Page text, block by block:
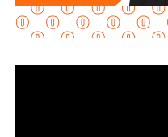
Con estas supervisiones
las nuevas redes de